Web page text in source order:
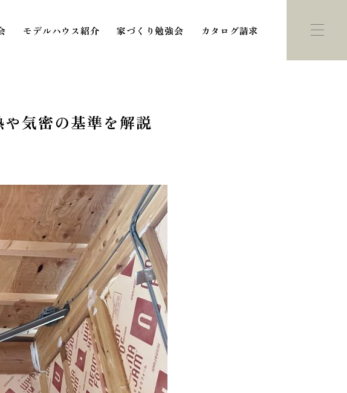
モデルハウス紹介 家づくり勉強会 カタログ請求
イベント・
見学会
モデルハウス
家づくり勉強会 カタログ請求
気密の基準を解説